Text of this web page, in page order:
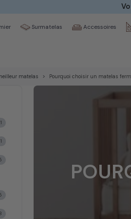
Surmatelas Accessoires
matelas Pourquoi choisir un matelas
1